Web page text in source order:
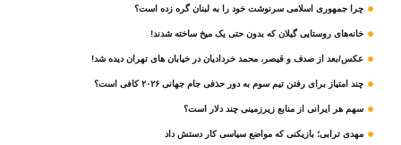
چرا جمهوری اسلامی سرنوشت خود را به لبنان گره زده است؟
خانه‌های روستایی گیلان که بدون حتی یک میخ ساخته شدند!
عکس/بعد از صدف و قیصر، محمد خردادیان در خیابان های تهران دیده شد!
چند امتیاز برای رفتن تیم سوم به دور حذفی جام جهانی ۲۰۲۶ کافی است؟
سهم هر ایرانی از منابع زیرزمینی چند دلار است؟
مهدی ترابی؛ بازیکنی که مواضع سیاسی‌ کار دستش داد